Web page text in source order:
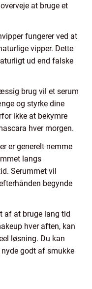
at bruge et
fungerer ved at
vipper. Dette
ud end falske
brug vil et serum
og styrke dine
ikke at bekymre
hver morgen.
er generelt nemme
langs
Serummet vil
begynde
af at bruge lang tid
hver aften, kan
løsning. Du kan
godt af smukke